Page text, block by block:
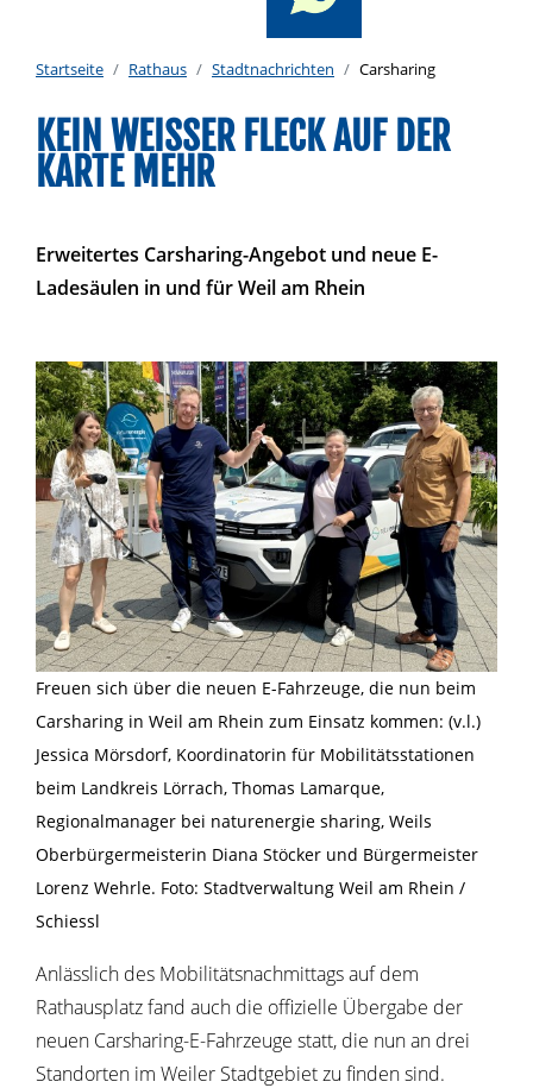
Startseite Rathaus Stadtnachrichten Carsharing
KEIN WEISSER FLECK AUF DER K
ARTE MEHR
Erweitertes Carsharing-Angebot und neue E-
Ladesäulen in und für Weil am Rhein
Freuen sich über die neuen E-Fahrzeuge, die nun beim
Carsharing in Weil am Rhein zum Einsatz kommen: (v.l.)
Jessica Mörsdorf, Koordinatorin für Mobilitätsstationen
beim Landkreis Lörrach, Thomas Lamarque,
Regionalmanager bei naturenergie sharing, Weils
Oberbürgermeisterin Diana Stöcker und Bürgermeister
Lorenz Wehrle. Foto: Stadtverwaltung Weil am Rhein /
Schiessl
Anlässlich des Mobilitätsnachmittags auf dem
Rathausplatz fand auch die offizielle Übergabe der
neuen Carsharing-E-Fahrzeuge statt, die nun an drei
Standorten im Weiler Stadtgebiet zu finden sind.